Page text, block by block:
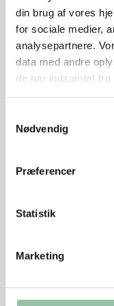
din brug af vores
for sociale medier,
analysepartnere.
data med andre
de har indsamlet fra
Nødvendig
Præferencer
Statistik
Marketing
TV2)
Helle Brønnum
Whiteguide,
Mikkel
Maarbjerg &
Daniel
Anders
Fødevarer og
Kontakt